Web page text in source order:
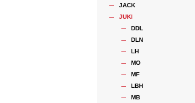
JACK
JUKI
DDL
DLN
LH
MO
MF
LBH
MB